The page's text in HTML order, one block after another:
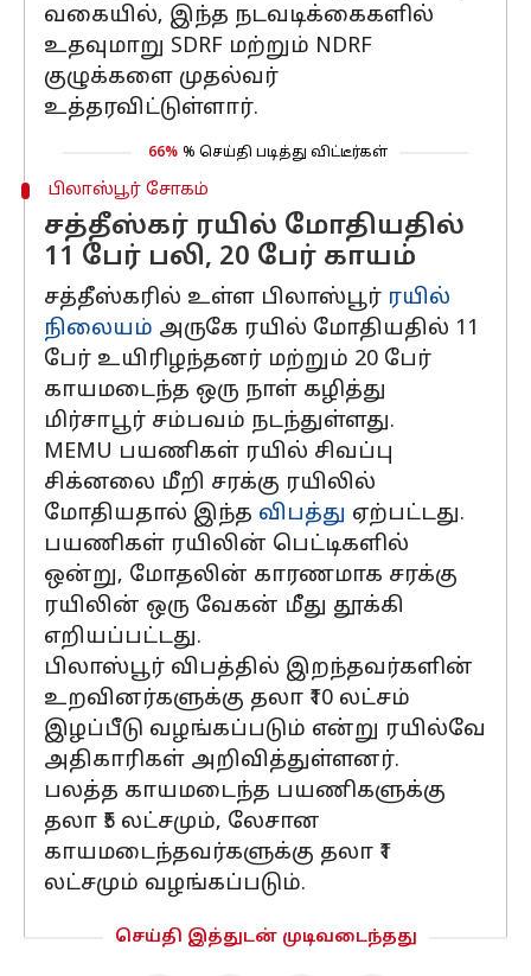
வகையில், இந்த நடவடிக்கைகளில்
உதவுமாறு SDRF மற்றும் NDRF
குழுக்களை முதல்வர்
உத்தரவிட்டுள்ளார்.
66% % செய்தி படித்து விட்டீர்கள்
பிலாஸ்பூர் சோகம்
சத்தீஸ்கர் ரயில் மோதியதில்
11 பேர் பலி, 20 பேர் காயம்
சத்தீஸ்கரில் உள்ள பிலாஸ்பூர் ரயில்
நிலையம் அருகே ரயில் மோதியதில் 11
பேர் உயிரிழந்தனர் மற்றும் 20 பேர்
காயமடைந்த ஒரு நாள் கழித்து
மிர்சாபூர் சம்பவம் நடந்துள்ளது.
MEMU பயணிகள் ரயில் சிவப்பு
சிக்னலை மீறி சரக்கு ரயிலில்
மோதியதால் இந்த விபத்து ஏற்பட்டது.
பயணிகள் ரயிலின் பெட்டிகளில்
ஒன்று, மோதலின் காரணமாக சரக்கு
ரயிலின் ஒரு வேகன் மீது தூக்கி
எறியப்பட்டது.
பிலாஸ்பூர் விபத்தில் இறந்தவர்களின்
உறவினர்களுக்கு தலா ₹10 லட்சம்
இழப்பீடு வழங்கப்படும் என்று ரயில்வே
அதிகாரிகள் அறிவித்துள்ளனர்.
பலத்த காயமடைந்த பயணிகளுக்கு
தலா ₹5 லட்சமும், லேசான
காயமடைந்தவர்களுக்கு தலா ₹1
லட்சமும் வழங்கப்படும்.
செய்தி இத்துடன் முடிவடைந்தது